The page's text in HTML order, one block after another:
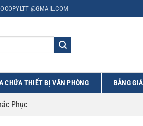
@GMAIL.COM
CHỮA THIẾT BỊ VĂN PHÒNG BẢNG GIÁ
Phục